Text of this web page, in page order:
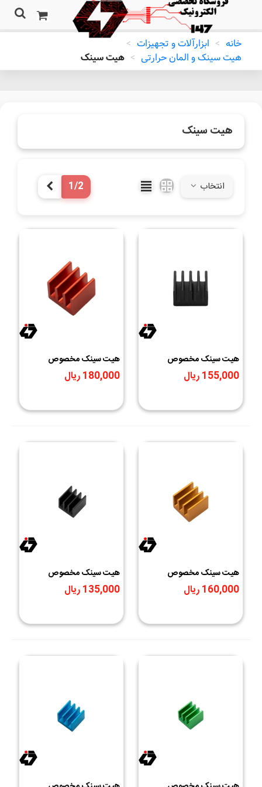
خانه > ابزارآلات و تجهیزات >
هیت سینک و المان حرارتی > هیت سینک
هیت سینک
انتخاب 1/2 بعدی
هیت سینک مخصوص
سیاه سایز 9x9x5mm
155,000 ریال
هیت سینک مخصوص
رنگ قرمز سایز 7x7x6mm
180,000 ریال
هیت سینک مخصوص
رنگ طلایی سایز 7x7x6mm
160,000 ریال
هیت سینک مخصوص
رنگ سیاه سایز 7x7x6mm
135,000 ریال